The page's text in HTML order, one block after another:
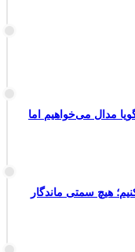
مدال می‌خواهیم اما
هیچ سمتی ماندگار